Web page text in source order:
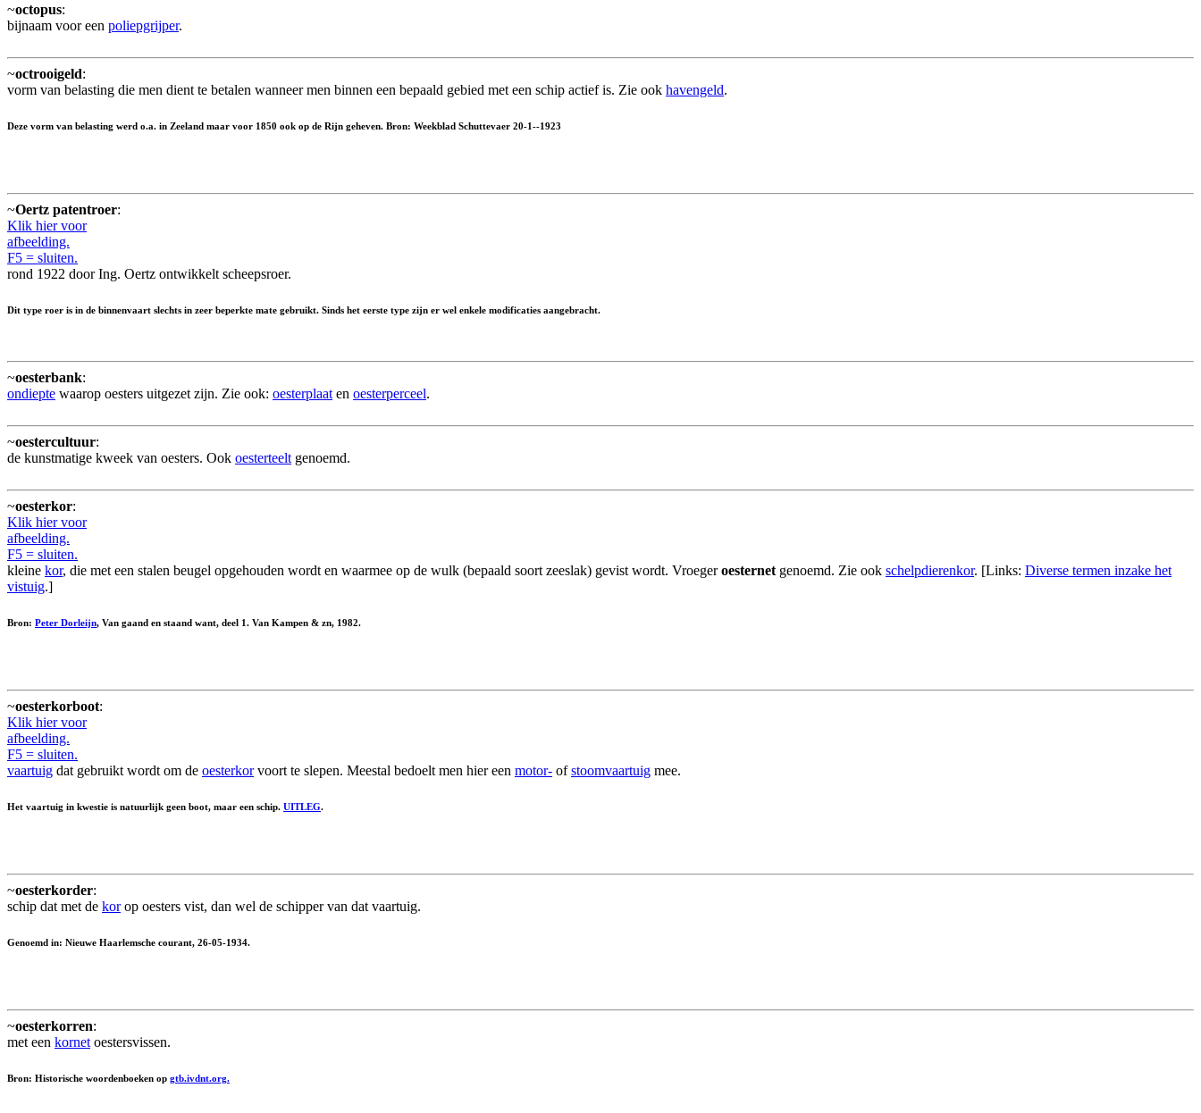
~octopus:
bijnaam voor een poliepgrijper.
~octrooigeld:
vorm van belasting die men dient te betalen wanneer men binnen een bepaald gebied met een schip actief is. Zie ook havengeld.
Deze vorm van belasting werd o.a. in Zeeland maar voor 1850 ook op de Rijn geheven. Bron: Weekblad Schuttevaer 20-1--1923
~Oertz patentroer:
Klik hier voor
afbeelding.
F5 = sluiten.
rond 1922 door Ing. Oertz ontwikkelt scheepsroer.
Dit type roer is in de binnenvaart slechts in zeer beperkte mate gebruikt. Sinds het eerste type zijn er wel enkele modificaties aangebracht.
~oesterbank:
ondiepte waarop oesters uitgezet zijn. Zie ook: oesterplaat en oesterperceel.
~oestercultuur:
de kunstmatige kweek van oesters. Ook oesterteelt genoemd.
~oesterkor:
Klik hier voor
afbeelding.
F5 = sluiten.
kleine kor, die met een stalen beugel opgehouden wordt en waarmee op de wulk (bepaald soort zeeslak) gevist wordt. Vroegeroesternet genoemd. Zie ook schelpdierenkor. [Links: Diverse termen inzake het
vistuig.]
Bron: Peter Dorleijn, Van gaand en staand want, deel 1. Van Kampen & zn, 1982.
~oesterkorboot:
Klik hier voor
afbeelding.
F5 = sluiten.
vaartuig dat gebruikt wordt om de oesterkorvoort te slepen. Meestal bedoelt men hier een motor- ofstoomvaartuig mee.
Het vaartuig in kwestie is natuurlijk geen boot, maar een schip. UITLEG.
~oesterkorder:
schip dat met de korop oesters vist, dan wel de schipper van dat vaartuig.
Genoemd in: Nieuwe Haarlemsche courant, 26-05-1934.
~oesterkorren:
met een kornet oestersvissen.
Bron: Historische woordenboeken op gtb.ivdnt.org.